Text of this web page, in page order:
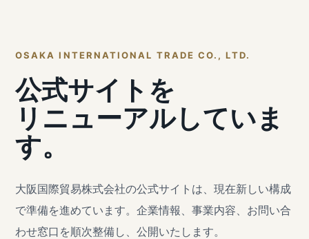
OSAKA INTERNATIONAL TRADE CO., LTD.
公式サイトを
リニューアルしていま
す。
大阪国際貿易株式会社の公式サイトは、現在新しい構成
で準備を進めています。企業情報、事業内容、お問い合
わせ窓口を順次整備し、公開いたします。